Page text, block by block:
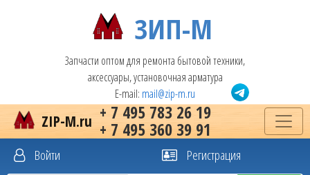
ЗИП-М
Запчасти оптом для ремонта бытовой техники,
аксессуары, установочная арматура
E-mail: mail@zip-m.ru
+ 7 495 783 26 19
+ 7 495 360 39 91
ZIP-M.ru
Войти Регистрация